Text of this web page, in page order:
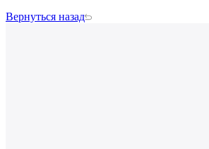
Вернуться назад